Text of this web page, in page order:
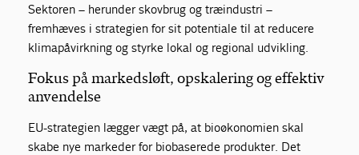
Sektoren – herunder skovbrug og træindustri –
fremhæves i strategien for sit potentiale til at reducere
klimapåvirkning og styrke lokal og regional udvikling.
Fokus på markedsløft, opskalering og effektiv
anvendelse
EU-strategien lægger vægt på, at bioøkonomien skal
skabe nye markeder for biobaserede produkter. Det